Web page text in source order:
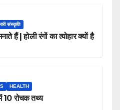
संस्कृति
हैं | होली रंगों का त्योहार क्यों है
HEALTH
10 रोचक तथ्य